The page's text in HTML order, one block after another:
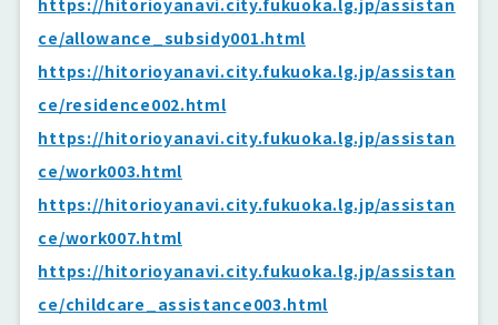
https://hitorioyanavi.city.fukuoka.lg.jp/assistan
ce/allowance_subsidy001.html
https://hitorioyanavi.city.fukuoka.lg.jp/assistan
ce/residence002.html
https://hitorioyanavi.city.fukuoka.lg.jp/assistan
ce/work003.html
https://hitorioyanavi.city.fukuoka.lg.jp/assistan
ce/work007.html
https://hitorioyanavi.city.fukuoka.lg.jp/assistan
ce/childcare_assistance003.html